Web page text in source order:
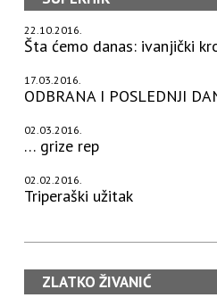
22.10.2016.
Šta ćemo danas: ivanjički
17.03.2016.
ODBRANA I POSLEDNJI
02.03.2016.
… grize rep
02.02.2016.
Triperaški užitak
ZLATKO ŽIVANIĆ